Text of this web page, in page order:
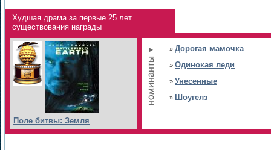
Худшая драма за первые 25 лет
существования награды
Поле битвы: Земля
» Дорогая мамочка
» Одинокая леди
» Унесенные
» Шоугелз